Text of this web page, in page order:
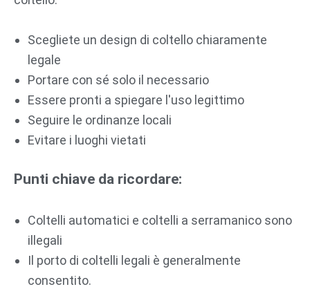
Scegliete un design di coltello chiaramente
legale
Portare con sé solo il necessario
Essere pronti a spiegare l'uso legittimo
Seguire le ordinanze locali
Evitare i luoghi vietati
Punti chiave da ricordare:
Coltelli automatici e coltelli a serramanico sono
illegali
Il porto di coltelli legali è generalmente
consentito.